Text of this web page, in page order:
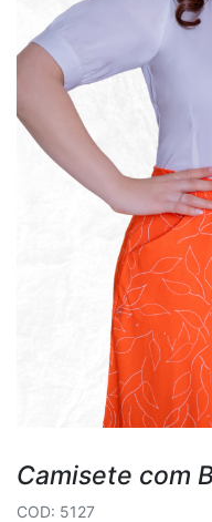
Camisete com
COD: 5127